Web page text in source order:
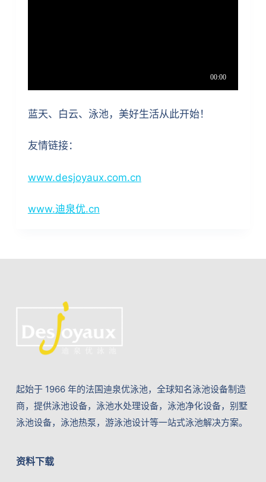
蓝天、白云、泳池，美好生活从此开始！
友情链接：
www.desjoyaux.com.cn
www.迪泉优.cn
起始于 1966 年的法国迪泉优泳池，全球知名泳池设备制造
商，提供泳池设备，泳池水处理设备，泳池净化设备，别墅
泳池设备，泳池热泵，游泳池设计等一站式泳池解决方案。
资料下载